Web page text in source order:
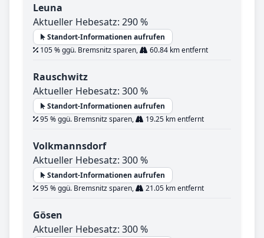
Leuna
Aktueller Hebesatz: 290 %
Standort-Informationen aufrufen
105 % ggü. Bremsnitz sparen,
60.84 km entfernt
Rauschwitz
Aktueller Hebesatz: 300 %
Standort-Informationen aufrufen
95 % ggü. Bremsnitz sparen,
19.25 km entfernt
Volkmannsdorf
Aktueller Hebesatz: 300 %
Standort-Informationen aufrufen
95 % ggü. Bremsnitz sparen,
21.05 km entfernt
Gösen
Aktueller Hebesatz: 300 %